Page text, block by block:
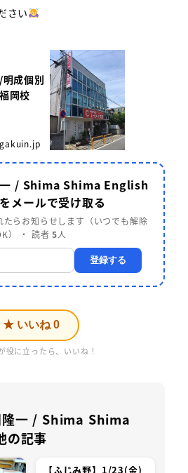
さい
成個別
岡校
一 / Shima Shima English
メールで受け取る
たらお知らせします（いつでも解除
） ・ 読者5人
登録する
★ いいね 0
役に立ったら、いいね！
隆一 / Shima Shima
の記事
【ふじみ野】1/23(金)